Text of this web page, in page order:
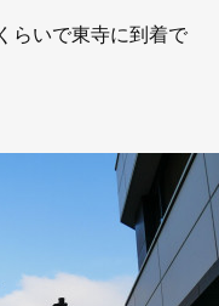
らいで東寺に到着で